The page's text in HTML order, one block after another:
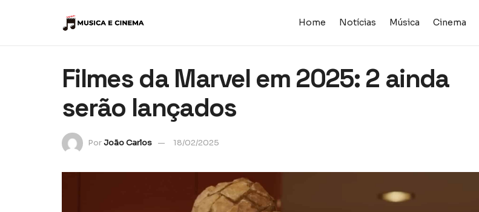
Home Notícias Música Cinema
Filmes da Marvel em 2025: 2 ainda
serão lançados
PorJoão Carlos 18/02/2025